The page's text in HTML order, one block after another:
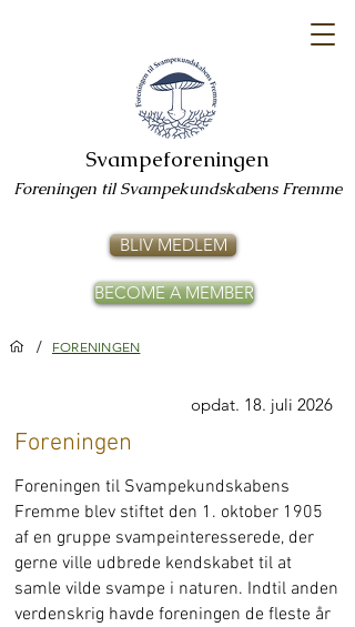
Svampeforeningen
Foreningen til Svampekundskabens Fremme
BLIV MEDLEM
/ FORENINGEN
BECOME A MEMBER
opdat. 18. juli 2026
Foreningen
Foreningen til Svampekundskabens
Fremme blev stiftet den 1. oktober 1905
af en gruppe svampeinteresserede, der
gerne ville udbrede kendskabet til at
samle vilde svampe i naturen. Indtil anden
verdenskrig havde foreningen de fleste år